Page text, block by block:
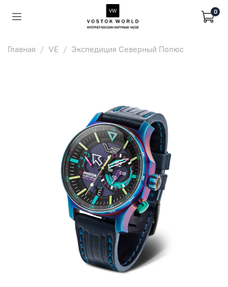
0
Главная VE Экспедиция Северный Полюс